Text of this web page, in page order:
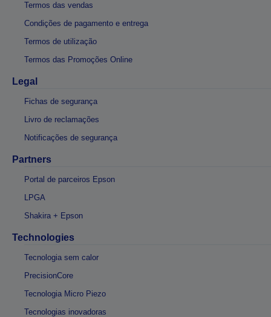
Termos das vendas
Condições de pagamento e entrega
Termos de utilização
Termos das Promoções Online
Legal
Fichas de segurança
Livro de reclamações
Notificações de segurança
Partners
Portal de parceiros Epson
LPGA
Shakira + Epson
Technologies
Tecnologia sem calor
PrecisionCore
Tecnologia Micro Piezo
Tecnologias inovadoras